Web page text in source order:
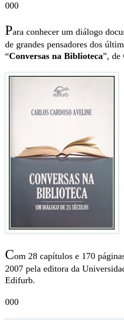
000
Para conhecer um diálogo
de grandes pensadores dos
“Conversas na Biblioteca”, de
Com 28 capítulos e 170
2007 pela editora da
Edifurb.
000